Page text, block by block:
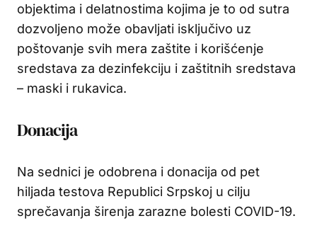
objektima i delatnostima kojima je to od sutra
dozvoljeno može obavljati isključivo uz
poštovanje svih mera zaštite i korišćenje
sredstava za dezinfekciju i zaštitnih sredstava
– maski i rukavica.
Donacija
Na sednici je odobrena i donacija od pet
hiljada testova Republici Srpskoj u cilju
sprečavanja širenja zarazne bolesti COVID-19.